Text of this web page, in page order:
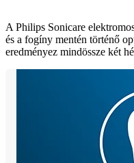
A Philips Sonicare
és a fogíny mentén történő
eredményez mindössze két